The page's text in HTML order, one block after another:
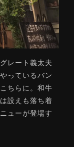
レート義太夫
っているバン
ちらに。和牛
設えも落ち着
ューが登場す